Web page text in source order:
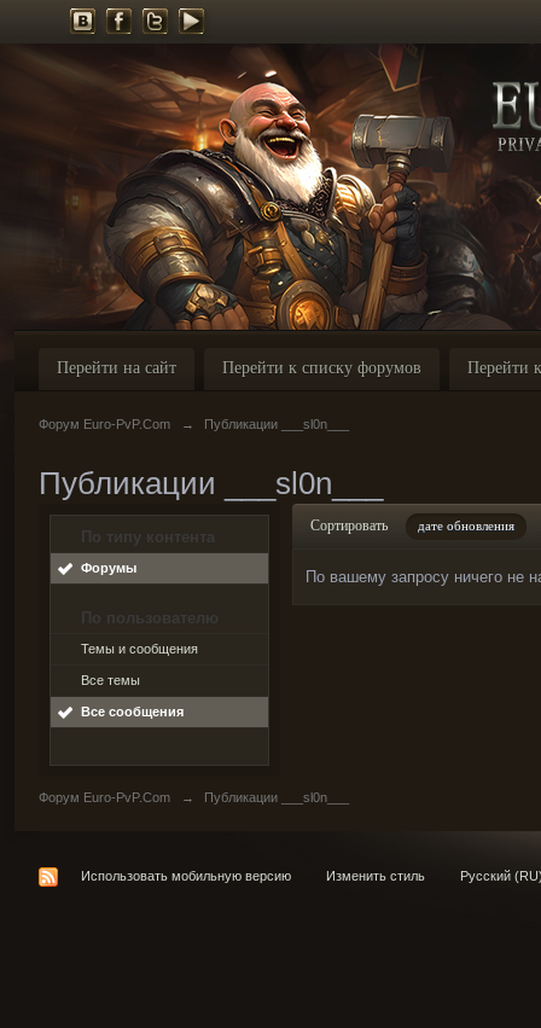
Перейти на сайт Перейти к списку форумов Перейти
Форум Euro-PvP.Com → Публикации ___sl0n___
Публикации ___sl0n___
По типу контента
Форумы
По пользователю
Темы и сообщения
Все темы
Все сообщения
Сортировать дате обновления
По вашему запросу ничего не
Форум Euro-PvP.Com → Публикации ___sl0n___
Использовать мобильную версию Изменить стиль Русский